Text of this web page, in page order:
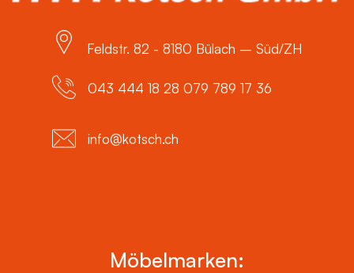
Feldstr. 82 - 8180 Bülach – Süd/ZH
043 444 18 28 079 789 17 36
info@kotsch.ch
Möbelmarken: